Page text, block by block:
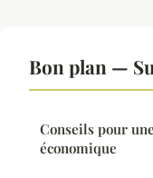
Bon plan —
Conseils pour
économique